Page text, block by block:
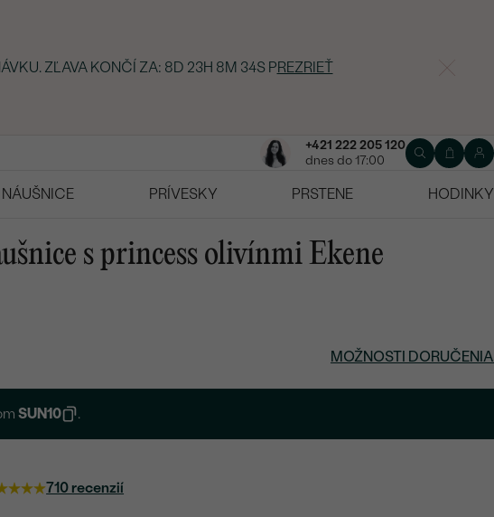
ZĽAVA KONČÍ ZA: 8D 23H 8M 33SPREZRIEŤ
+421 222 205 120
dnes do 17:00
NÁUŠNICE PRÍVESKY PRSTENE
HODINKY
s princess olivínmi Ekene
MOŽNOSTI DORUČENIA
SUN10 .
710 recenzií